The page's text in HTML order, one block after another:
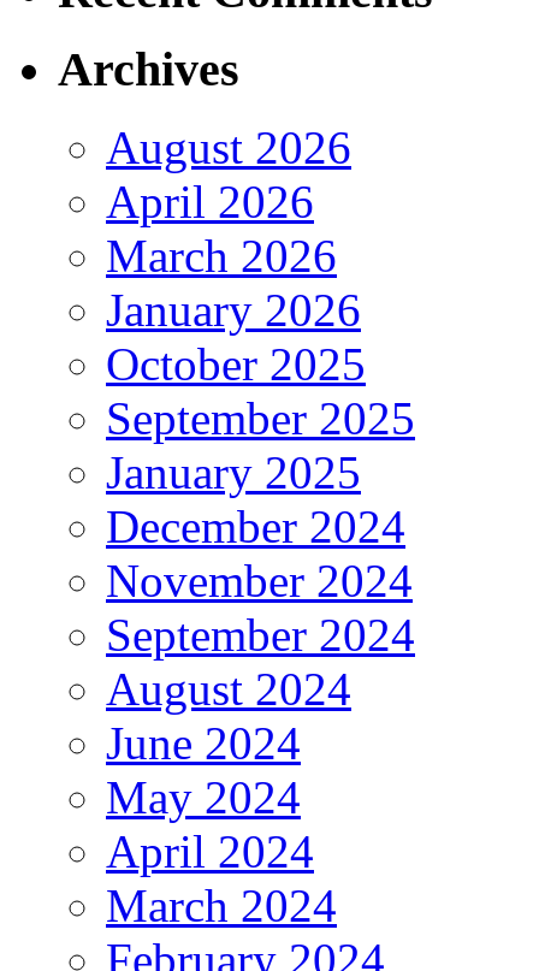
Archives
August 2026
April 2026
March 2026
January 2026
October 2025
September 2025
January 2025
December 2024
November 2024
September 2024
August 2024
June 2024
May 2024
April 2024
March 2024
February 2024